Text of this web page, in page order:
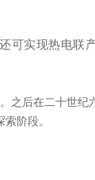
可实现热电联
之后在二十世纪
阶段。